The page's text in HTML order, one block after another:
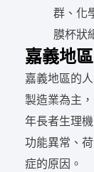
群、化
膜杯狀
嘉義地
嘉義地區的
製造業為主
年長者生理
功能異常、
症的原因。